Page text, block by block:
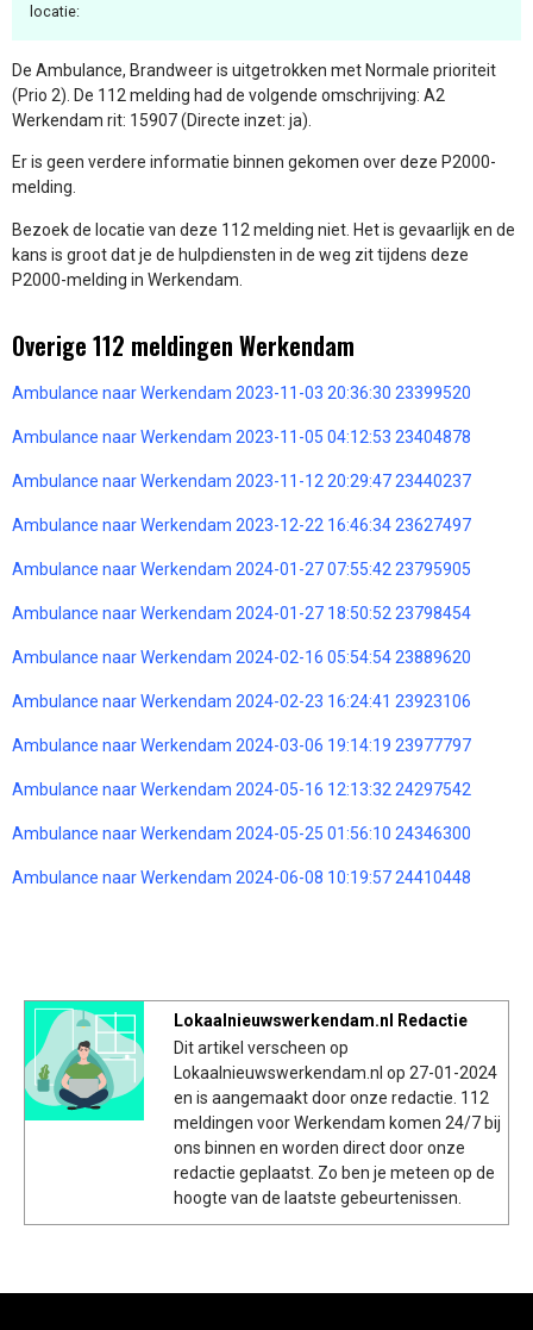
locatie:
De Ambulance, Brandweer is uitgetrokken met Normale prioriteit
(Prio 2). De 112 melding had de volgende omschrijving: A2
Werkendam rit: 15907 (Directe inzet: ja).
Er is geen verdere informatie binnen gekomen over deze P2000-
melding.
Bezoek de locatie van deze 112 melding niet. Het is gevaarlijk en de
kans is groot dat je de hulpdiensten in de weg zit tijdens deze
P2000-melding in Werkendam.
Overige 112 meldingen Werkendam
Ambulance naar Werkendam 2023-11-03 20:36:30 23399520
Ambulance naar Werkendam 2023-11-05 04:12:53 23404878
Ambulance naar Werkendam 2023-11-12 20:29:47 23440237
Ambulance naar Werkendam 2023-12-22 16:46:34 23627497
Ambulance naar Werkendam 2024-01-27 07:55:42 23795905
Ambulance naar Werkendam 2024-01-27 18:50:52 23798454
Ambulance naar Werkendam 2024-02-16 05:54:54 23889620
Ambulance naar Werkendam 2024-02-23 16:24:41 23923106
Ambulance naar Werkendam 2024-03-06 19:14:19 23977797
Ambulance naar Werkendam 2024-05-16 12:13:32 24297542
Ambulance naar Werkendam 2024-05-25 01:56:10 24346300
Ambulance naar Werkendam 2024-06-08 10:19:57 24410448
Lokaalnieuwswerkendam.nl Redactie
Dit artikel verscheen op
Lokaalnieuwswerkendam.nl op 27-01-2024
en is aangemaakt door onze redactie. 112
meldingen voor Werkendam komen 24/7 bij
ons binnen en worden direct door onze
redactie geplaatst. Zo ben je meteen op de
hoogte van de laatste gebeurtenissen.